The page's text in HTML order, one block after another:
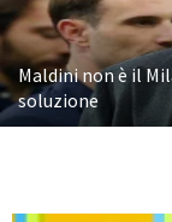
Maldini non è il
soluzione